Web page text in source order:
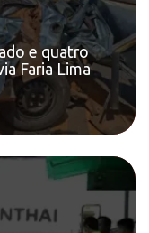
e quatro
Faria Lima